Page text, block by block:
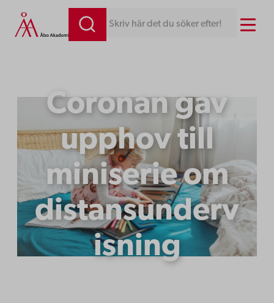
Hoppa
till
Skriv här det du söker efter! Menu
Coronan gav
upphov till
miniserie om
distansunderv
isning